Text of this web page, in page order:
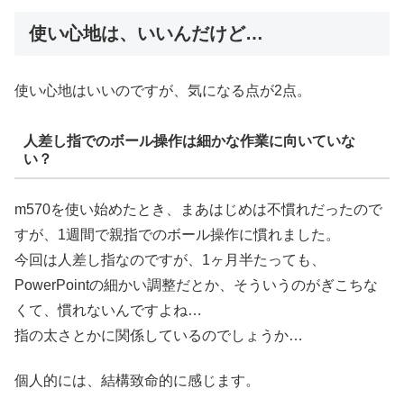
使い心地は、いいんだけど…
使い心地はいいのですが、気になる点が2点。
人差し指でのボール操作は細かな作業に向いていな
い？
m570を使い始めたとき、まあはじめは不慣れだったので
すが、1週間で親指でのボール操作に慣れました。
今回は人差し指なのですが、1ヶ月半たっても、
PowerPointの細かい調整だとか、そういうのがぎこちな
くて、慣れないんですよね…
指の太さとかに関係しているのでしょうか…
個人的には、結構致命的に感じます。